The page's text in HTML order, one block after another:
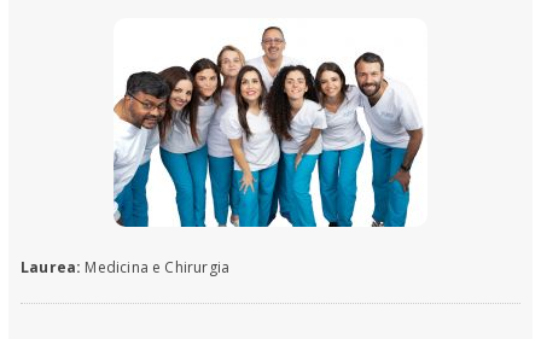
Laurea: Medicina e Chirurgia